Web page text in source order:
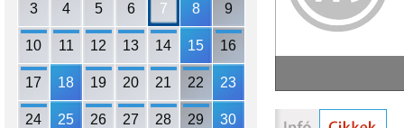
3 4 5 6 7 8 9
10 11 12 13 14 15 16
17 18 19 20 21 22 23
24 25 26 27 28 29 30